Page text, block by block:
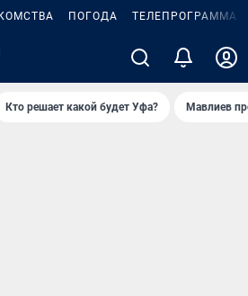
ПОГОДА ТЕЛЕПРОГРАММА
Кто решает какой будет Уфа? Мавлиев